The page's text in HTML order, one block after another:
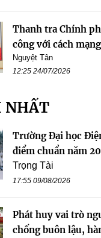
Thanh tra Chính
công với cách
Nguyệt Tân
12:25 24/07/2026
NHẤT
Trường Đại học
điểm chuẩn năm
Trọng Tài
17:55 09/08/2026
Phát huy vai trò
chống buôn lậu,